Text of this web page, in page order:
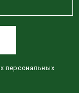
персональных